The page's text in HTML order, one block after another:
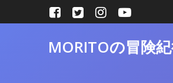
ン
MORITOの冒険